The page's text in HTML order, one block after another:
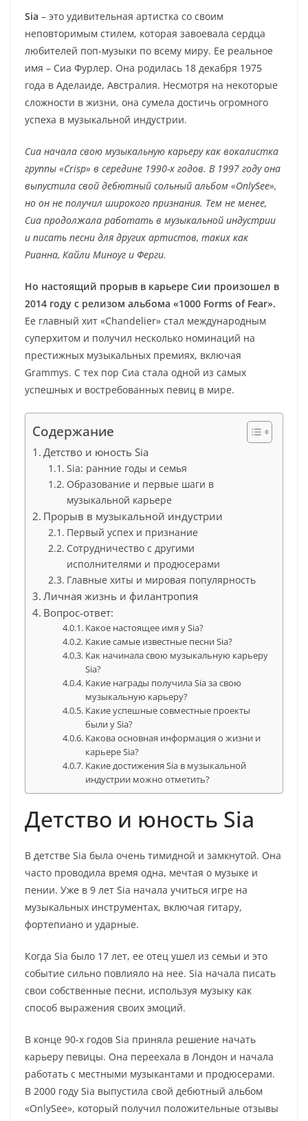
Sia – это удивительная артистка со своим
неповторимым стилем, которая завоевала сердца
любителей поп-музыки по всему миру. Ее реальное
имя – Сиа Фурлер. Она родилась 18 декабря 1975
года в Аделаиде, Австралия. Несмотря на некоторые
сложности в жизни, она сумела достичь огромного
успеха в музыкальной индустрии.
Сиа начала свою музыкальную карьеру как вокалистка
группы «Crisp» в середине 1990-х годов. В 1997 году она
выпустила свой дебютный сольный альбом «OnlySee»,
но он не получил широкого признания. Тем не менее,
Сиа продолжала работать в музыкальной индустрии
и писать песни для других артистов, таких как
Рианна, Кайли Миноуг и Ферги.
Но настоящий прорыв в карьере Сии произошел в
2014 году с релизом альбома «1000 Forms of Fear».
Ее главный хит «Chandelier» стал международным
суперхитом и получил несколько номинаций на
престижных музыкальных премиях, включая
Grammys. С тех пор Сиа стала одной из самых
успешных и востребованных певиц в мире.
Содержание
Детство и юность Sia
Sia: ранние годы и семья
Образование и первые шаги в
музыкальной карьере
Прорыв в музыкальной индустрии
Первый успех и признание
Сотрудничество с другими
исполнителями и продюсерами
Главные хиты и мировая популярность
Личная жизнь и филантропия
Вопрос-ответ:
Какое настоящее имя у Sia?
Какие самые известные песни Sia?
Как начинала свою музыкальную карьеру
Sia?
Какие награды получила Sia за свою
музыкальную карьеру?
Какие успешные совместные проекты
были у Sia?
Какова основная информация о жизни и
карьере Sia?
Какие достижения Sia в музыкальной
индустрии можно отметить?
Детство и юность Sia
В детстве Sia была очень тимидной и замкнутой. Она
часто проводила время одна, мечтая о музыке и
пении. Уже в 9 лет Sia начала учиться игре на
музыкальных инструментах, включая гитару,
фортепиано и ударные.
Когда Sia было 17 лет, ее отец ушел из семьи и это
событие сильно повлияло на нее. Sia начала писать
свои собственные песни, используя музыку как
способ выражения своих эмоций.
В конце 90-х годов Sia приняла решение начать
карьеру певицы. Она переехала в Лондон и начала
работать с местными музыкантами и продюсерами.
В 2000 году Sia выпустила свой дебютный альбом
«OnlySee», который получил положительные отзывы